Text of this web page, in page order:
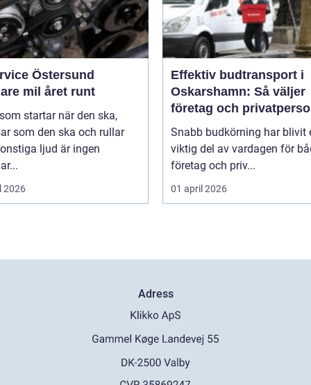
Östersund
mil året runt
startar när den ska,
som den ska och rullar
ljud är ingen
2026
Effektiv budtransport i
Oskarshamn: Så väljer
företag och
rätt lösning
Snabb budkörning har blivit
viktig del av vardagen för
företag och priv...
01 april 2026
Adress